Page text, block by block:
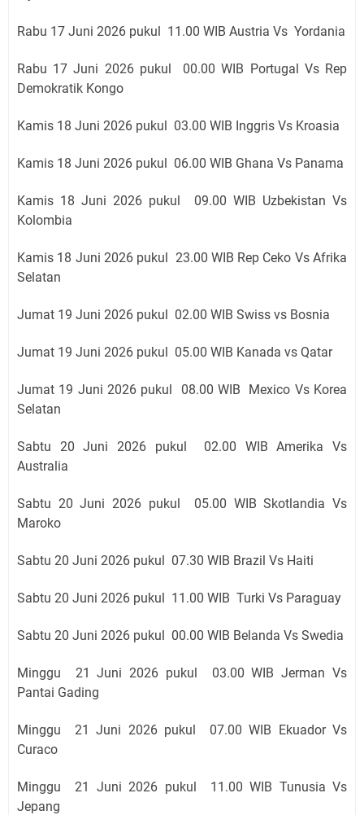
Rabu 17 Juni 2026 pukul 11 .00 WIB Austria Vs Yordania
Rabu 17 Juni 2026 pukul 00.00 WIB Portugal Vs Rep
Demokratik Kongo
Kamis 18 Juni 2026 pukul 03.00 WIB Inggris Vs Kroasia
Kamis 18 Juni 2026 pukul 06.00 WIB Ghana Vs Panama
Kamis 18 Juni 2026 pukul 09.00 WIB Uzbekistan Vs
Kolombia
Kamis 18 Juni 2026 pukul 23.00 WIB Rep Ceko Vs Afrika
Selatan
Jumat 19 Juni 2026 pukul 02.00 WIB Swiss vs Bosnia
Jumat 19 Juni 2026 pukul 05.00 WIB Kanada vs Qatar
Jumat 19 Juni 2026 pukul 08.00 WIB Mexico Vs Korea
Selatan
Sabtu 20 Juni 2026 pukul 02.00 WIB Amerika Vs
Australia
Sabtu 20 Juni 2026 pukul 05.00 WIB Skotlandia Vs
Maroko
Sabtu 20 Juni 2026 pukul 07.30 WIB Brazil Vs Haiti
Sabtu 20 Juni 2026 pukul 11 .00 WIB Turki Vs Paraguay
Sabtu 20 Juni 2026 pukul 00.00 WIB Belanda Vs Swedia
Minggu 21 Juni 2026 pukul 03.00 WIB Jerman Vs
Pantai Gading
Minggu 21 Juni 2026 pukul 07.00 WIB Ekuador Vs
Curaco
Minggu 21 Juni 2026 pukul 11 .00 WIB Tunusia Vs
Jepang